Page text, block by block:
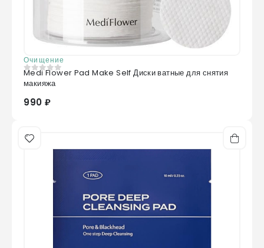
Очищение
0из 5
Medi Flower Pad Make Self Диски ватные для снятия
макияжа
990 ₽